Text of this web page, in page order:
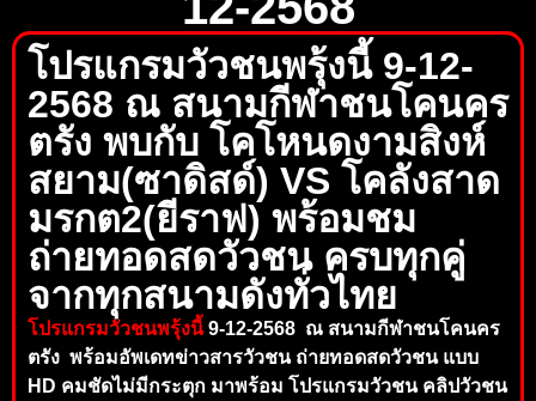
โปรแกรมวัวชนพรุ้งนี้ 9-12-
2568 ณ สนามกีฬาชนโคนคร
ตรัง พบกับ โคโหนดงามสิงห์
สยาม(ซาดิสด์) VS โคลังสาด
มรกต2(ยีราฟ) พร้อมชม
ถ่ายทอดสดวัวชน ครบทุกคู่
จากทุกสนามดังทั่วไทย
โปรแกรมวัวชนพรุ้งนี้9-12-2568 ณ สนามกีฬาชนโคนคร
ตรัง พร้อมอัพเดทข่าวสารวัวชน ถ่ายทอดสดวัวชน แบบ
HD คมชัดไม่มีกระตุก มาพร้อม โปรแกรมวัวชน คลิปวัวชน